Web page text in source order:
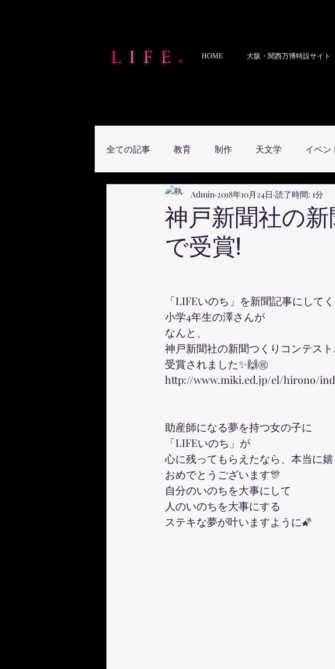
HOME 大阪・関西万博特設サイト
全ての記事 教育 制作 天文学 イベン
神戸新聞社の新
で受賞!
Admin 2018年10月24日 読了時間: 1分
「LIFEいのち」を新聞記事にして
小学4年生の澤さんが
なんと、
神戸新聞社の新聞つくりコンテスト
受賞されました✨🙌㊗️
http://www.miki.ed.jp/el/hirono/
助産師になる夢を持つ女の子に
「LIFEいのち」が
心に残ってもらえたなら、本当に
おめでとうございます🎊
自分のいのちを大事にして
人のいのちを大事にする
ステキな夢が叶いますように🌠